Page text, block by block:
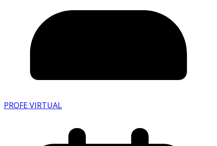
PROFE VIRTUAL